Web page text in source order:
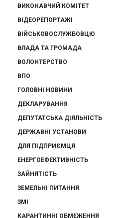
ВИКОНАВЧИЙ КОМІТЕТ
ВІДЕОРЕПОРТАЖІ
ВІЙСЬКОВОСЛУЖБОВЦЮ
ВЛАДА ТА ГРОМАДА
ВОЛОНТЕРСТВО
ВПО
ГОЛОВНІ НОВИНИ
ДЕКЛАРУВАННЯ
ДЕПУТАТСЬКА ДІЯЛЬНІСТЬ
ДЕРЖАВНІ УСТАНОВИ
ДЛЯ ПІДПРИЄМЦЯ
ЕНЕРГОЕФЕКТИВНІСТЬ
ЗАЙНЯТІСТЬ
ЗЕМЕЛЬНІ ПИТАННЯ
ЗМІ
КАРАНТИННІ ОБМЕЖЕННЯ